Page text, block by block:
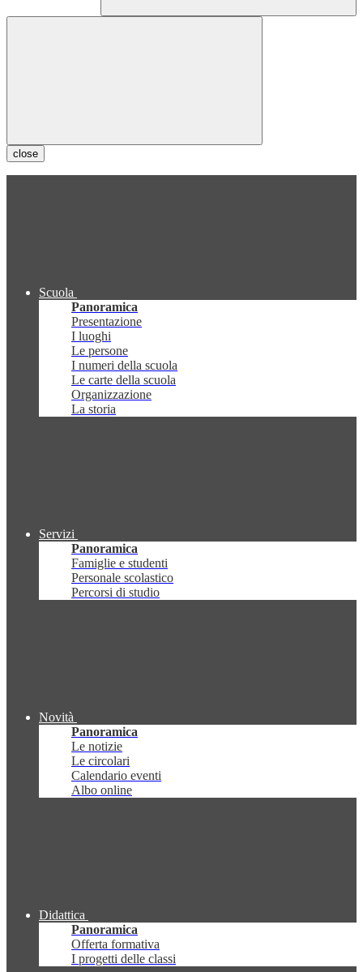
close
Scuola
Panoramica
Presentazione
I luoghi
Le persone
I numeri della scuola
Le carte della scuola
Organizzazione
La storia
Servizi
Panoramica
Famiglie e studenti
Personale scolastico
Percorsi di studio
Novità
Panoramica
Le notizie
Le circolari
Calendario eventi
Albo online
Didattica
Panoramica
Offerta formativa
I progetti delle classi